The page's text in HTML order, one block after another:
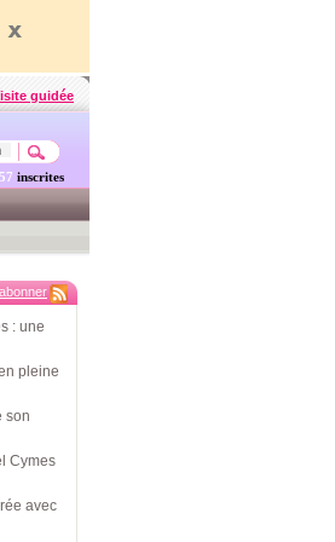
guidée
inscrites
: une
pleine
son
Cymes
avec